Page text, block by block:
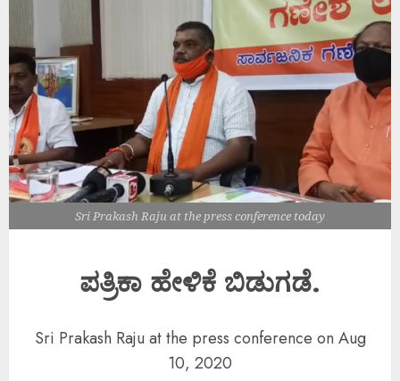
Sri Prakash Raju at the press conference today
ಪತ್ರಿಕಾ ಹೇಳಿಕೆ ಬಿಡುಗಡೆ.
Sri Prakash Raju at the press conference on Aug
10, 2020